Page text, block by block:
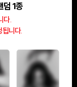
덤 1종
다.
됩니다.